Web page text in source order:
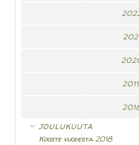
JOULUKUUTA
Kooste vuodesta 2018